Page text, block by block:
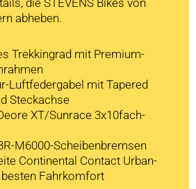
die STEVENS Bikes von
abheben.
Trekkingrad mit Premium-
Luftfedergabel mit Tapered
Steckachse
XT/Sunrace 3x10fach-
M6000-Scheibenbremsen
Continental Contact Urban-
Fahrkomfort